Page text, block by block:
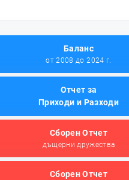
Баланс
от 2008 до 2024 г.
Отчет за
Приходи и Разходи
Сборен Отчет
дъщерни дружества
Сборен Отчет